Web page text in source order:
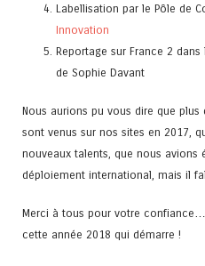
Labellisation par le Pôle de
Innovation
Reportage sur France 2 dans
de Sophie Davant
Nous aurions pu vous dire que
sont venus sur nos sites en 2017,
nouveaux talents, que nous avions
déploiement international, mais il
Merci à tous pour votre
cette année 2018 qui démarre !